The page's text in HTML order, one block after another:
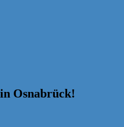
Osnabrück!